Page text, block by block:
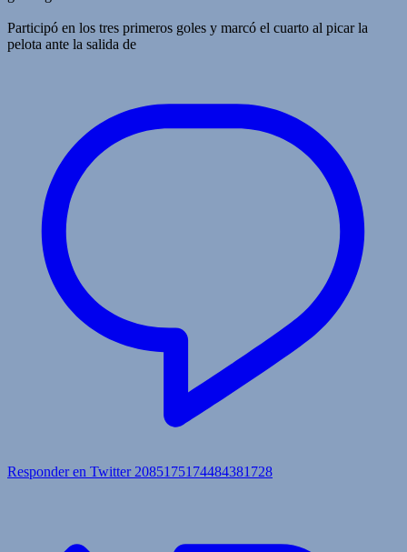
Participó en los tres primeros goles y marcó el cuarto al picar la
pelota ante la salida de
Responder en Twitter 2085175174484381728